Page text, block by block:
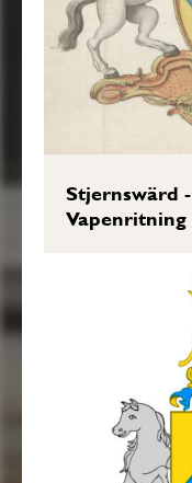
Transkription:
2017-04-05.
Stjernswärd
Vapenritning